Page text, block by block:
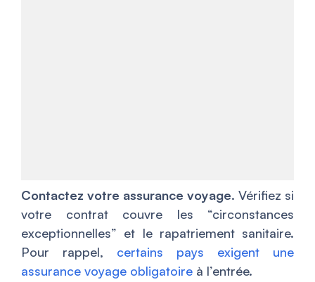
Contactez votre assurance voyage. Vérifiez si
votre contrat couvre les “circonstances
exceptionnelles” et le rapatriement sanitaire.
Pour rappel, certains pays exigent une
assurance voyage obligatoire à l’entrée.